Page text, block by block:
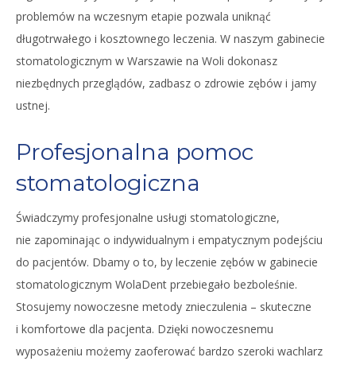
problemów na wczesnym etapie pozwala uniknąć
długotrwałego i kosztownego leczenia. W naszym gabinecie
stomatologicznym w Warszawie na Woli dokonasz
niezbędnych przeglądów, zadbasz o zdrowie zębów i jamy
ustnej.
Profesjonalna pomoc
stomatologiczna
Świadczymy profesjonalne usługi stomatologiczne,
nie zapominając o indywidualnym i empatycznym podejściu
do pacjentów. Dbamy o to, by leczenie zębów w gabinecie
stomatologicznym WolaDent przebiegało bezboleśnie.
Stosujemy nowoczesne metody znieczulenia – skuteczne
i komfortowe dla pacjenta. Dzięki nowoczesnemu
wyposażeniu możemy zaoferować bardzo szeroki wachlarz